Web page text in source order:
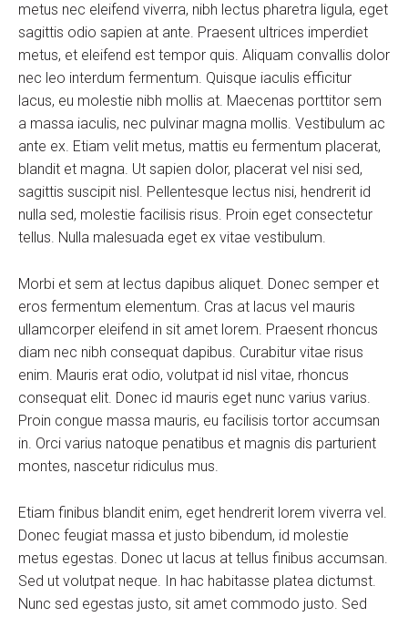
metus nec eleifend viverra, nibh lectus pharetra ligula, eget
sagittis odio sapien at ante. Praesent ultrices imperdiet
metus, et eleifend est tempor quis. Aliquam convallis dolor
nec leo interdum fermentum. Quisque iaculis efficitur
lacus, eu molestie nibh mollis at. Maecenas porttitor sem
a massa iaculis, nec pulvinar magna mollis. Vestibulum ac
ante ex. Etiam velit metus, mattis eu fermentum placerat,
blandit et magna. Ut sapien dolor, placerat vel nisi sed,
sagittis suscipit nisl. Pellentesque lectus nisi, hendrerit id
nulla sed, molestie facilisis risus. Proin eget consectetur
tellus. Nulla malesuada eget ex vitae vestibulum.
Morbi et sem at lectus dapibus aliquet. Donec semper et
eros fermentum elementum. Cras at lacus vel mauris
ullamcorper eleifend in sit amet lorem. Praesent rhoncus
diam nec nibh consequat dapibus. Curabitur vitae risus
enim. Mauris erat odio, volutpat id nisl vitae, rhoncus
consequat elit. Donec id mauris eget nunc varius varius.
Proin congue massa mauris, eu facilisis tortor accumsan
in. Orci varius natoque penatibus et magnis dis parturient
montes, nascetur ridiculus mus.
Etiam finibus blandit enim, eget hendrerit lorem viverra vel.
Donec feugiat massa et justo bibendum, id molestie
metus egestas. Donec ut lacus at tellus finibus accumsan.
Sed ut volutpat neque. In hac habitasse platea dictumst.
Nunc sed egestas justo, sit amet commodo justo. Sed